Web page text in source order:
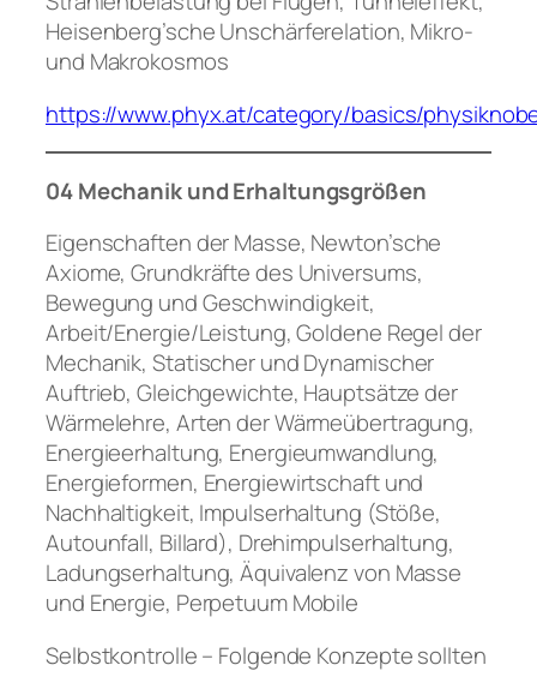
Heisenberg’sche Unschärferelation, Mikro-
und Makrokosmos
https://www.phyx.at/category/basics/
04 Mechanik und Erhaltungsgrößen
Eigenschaften der Masse, Newton’sche
Axiome, Grundkräfte des Universums,
Bewegung und Geschwindigkeit,
Arbeit/Energie/Leistung, Goldene Regel der
Mechanik, Statischer und Dynamischer
Auftrieb, Gleichgewichte, Hauptsätze der
Wärmelehre, Arten der Wärmeübertragung,
Energieerhaltung, Energieumwandlung,
Energieformen, Energiewirtschaft und
Nachhaltigkeit, Impulserhaltung (Stöße,
Autounfall, Billard), Drehimpulserhaltung,
Ladungserhaltung, Äquivalenz von Masse
und Energie, Perpetuum Mobile
Selbstkontrolle – Folgende Konzepte sollten